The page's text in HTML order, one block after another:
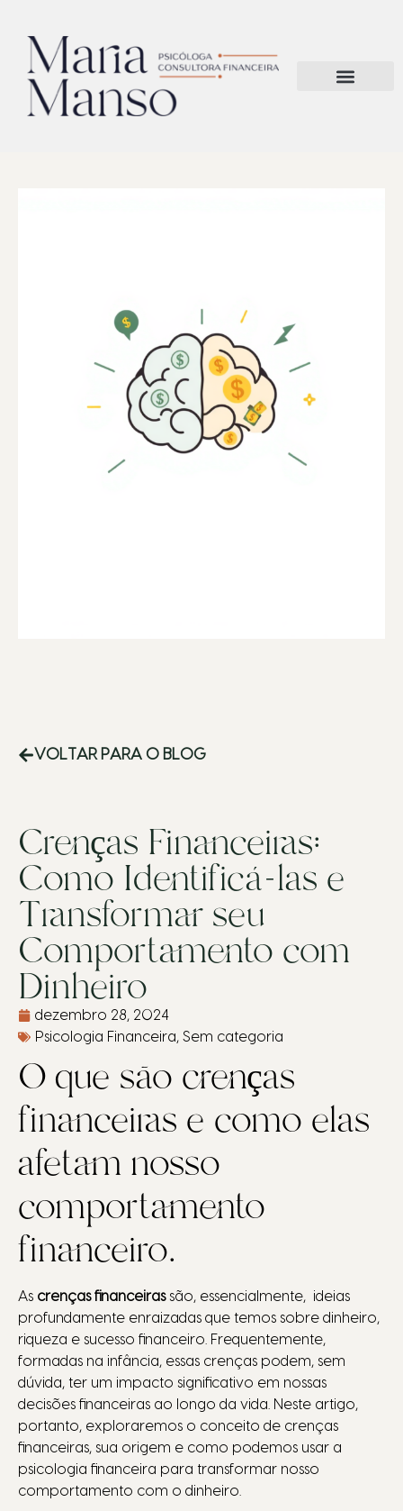
VOLTAR PARA O BLOG
Crenças Financeiras:
Como Identificá-las e
Transformar seu
Comportamento com
Dinheiro
dezembro 28, 2024
Psicologia Financeira, Sem categoria
O que são crenças
financeiras e como elas
afetam nosso
comportamento
financeiro.
As crenças financeirassão, essencialmente, ideias
profundamente enraizadas que temos sobre dinheiro,
riqueza e sucesso financeiro. Frequentemente,
formadas na infância, essas crenças podem, sem
dúvida, ter um impacto significativo em nossas
decisões financeiras ao longo da vida. Neste artigo,
portanto, exploraremos o conceito de crenças
financeiras, sua origem e como podemos usar a
psicologia financeira para transformar nosso
comportamento com o dinheiro.